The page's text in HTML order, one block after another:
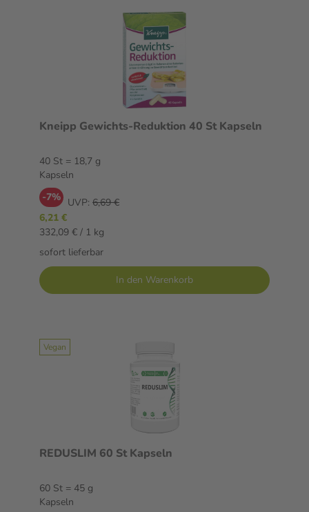
Kneipp Gewichts-Reduktion 40 St Kapseln
40 St = 18,7 g
Kapseln
-7% UVP: 6,69 €
6,21 €
332,09 € / 1 kg
sofort lieferbar
In den Warenkorb
Vegan
REDUSLIM 60 St Kapseln
60 St = 45 g
Kapseln